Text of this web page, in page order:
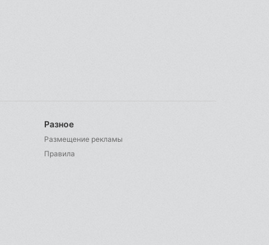
Разное
Размещение рекламы
Правила